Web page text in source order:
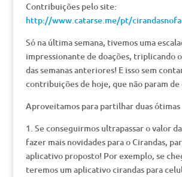
Contribuições pelo site:
http://www.catarse.me/pt/
Só na última semana, tivemos uma
impressionante de doações, triplicando
das semanas anteriores! E isso sem
contribuições de hoje, que não param de
Aproveitamos para partilhar duas
1. Se conseguirmos ultrapassar o valor
fazer mais novidades para o Cirandas,
aplicativo proposto! Por exemplo, se
teremos um aplicativo cirandas para